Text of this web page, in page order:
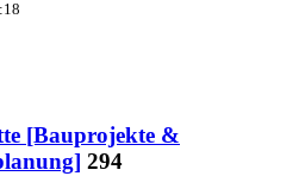
[Bauprojekte &
294